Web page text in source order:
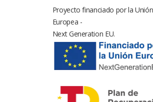
Proyecto financiado por la Unión
Europea -
Next Generation EU.